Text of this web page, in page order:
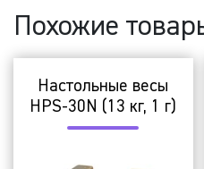
Похожие
Настольные весы
HPS-30N (13 кг, 1 г)